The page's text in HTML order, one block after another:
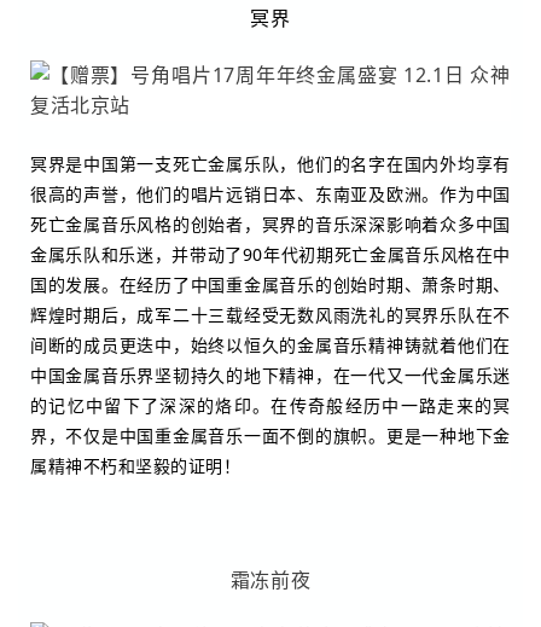
冥界
冥界是中国第一支死亡金属乐队，他们的名字在国内外均享有
很高的声誉，他们的唱片远销日本、东南亚及欧洲。作为中国
死亡金属音乐风格的创始者，冥界的音乐深深影响着众多中国
金属乐队和乐迷，并带动了90年代初期死亡金属音乐风格在中
国的发展。在经历了中国重金属音乐的创始时期、萧条时期、
辉煌时期后，成军二十三载经受无数风雨洗礼的冥界乐队在不
间断的成员更迭中，始终以恒久的金属音乐精神铸就着他们在
中国金属音乐界坚韧持久的地下精神，在一代又一代金属乐迷
的记忆中留下了深深的烙印。在传奇般经历中一路走来的冥
界，不仅是中国重金属音乐一面不倒的旗帜。更是一种地下金
属精神不朽和坚毅的证明！
霜冻前夜